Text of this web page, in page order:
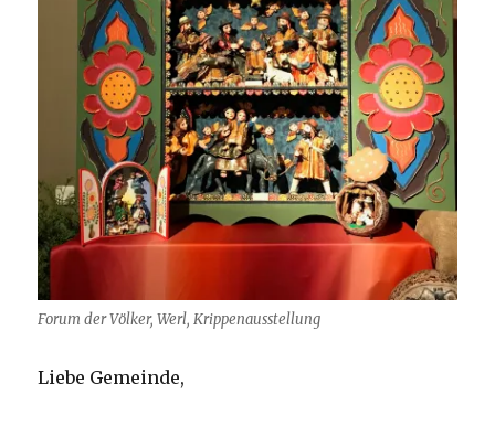
Forum der Völker, Werl, Krippenausstellung
Liebe Gemeinde,